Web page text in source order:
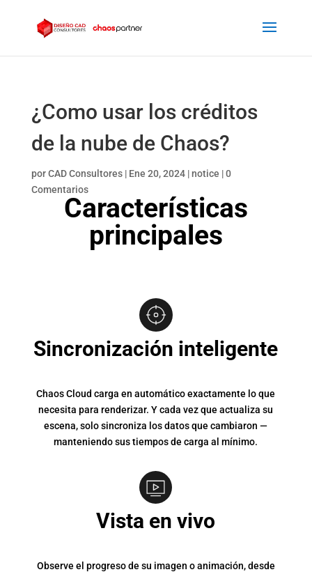
¿Como usar los créditos
de la nube de Chaos?
porCAD Consultores| Ene 20, 2024|notice |0
Comentarios
Características
principales
Sincronización inteligente
Chaos Cloud carga en automático exactamente lo que
necesita para renderizar. Y cada vez que actualiza su
escena, solo sincroniza los datos que cambiaron —
manteniendo sus tiempos de carga al mínimo.
Vista en vivo
Observe el progreso de su imagen o animación, desde